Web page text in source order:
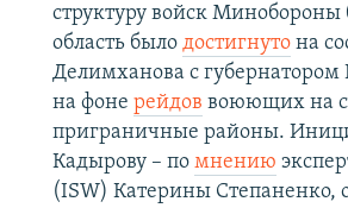
структуру войск Минобороны
область было достигнутона
Делимханова с губернатором
на фоне рейдов воюющих на
приграничные районы.
Кадырову – по мнению
(ISW) Катерины Степаненко,